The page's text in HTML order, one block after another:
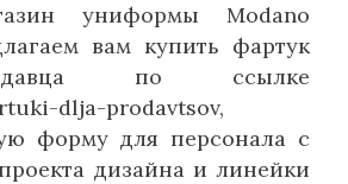
униформы Modano
вам купить фартук
по ссылке
dlja-prodavtsov,
форму для персонала с
дизайна и линейки